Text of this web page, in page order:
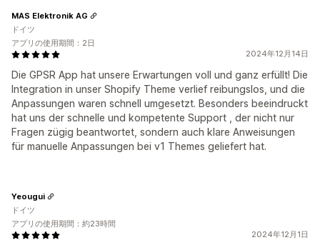
2024年12月14日
Die GPSR App hat unsere Erwartungen voll und ganz erfüllt! Die
Integration in unser Shopify Theme verlief reibungslos, und die
Anpassungen waren schnell umgesetzt. Besonders beeindruckt
hat uns der schnelle und kompetente Support , der nicht nur
Fragen zügig beantwortet, sondern auch klare Anweisungen
für manuelle Anpassungen bei v1 Themes geliefert hat.
MAS Elektronik AG
ドイツ
アプリの使用期間：2日
2024年12月1日
Yeougui
ドイツ
アプリの使用期間：約23時間